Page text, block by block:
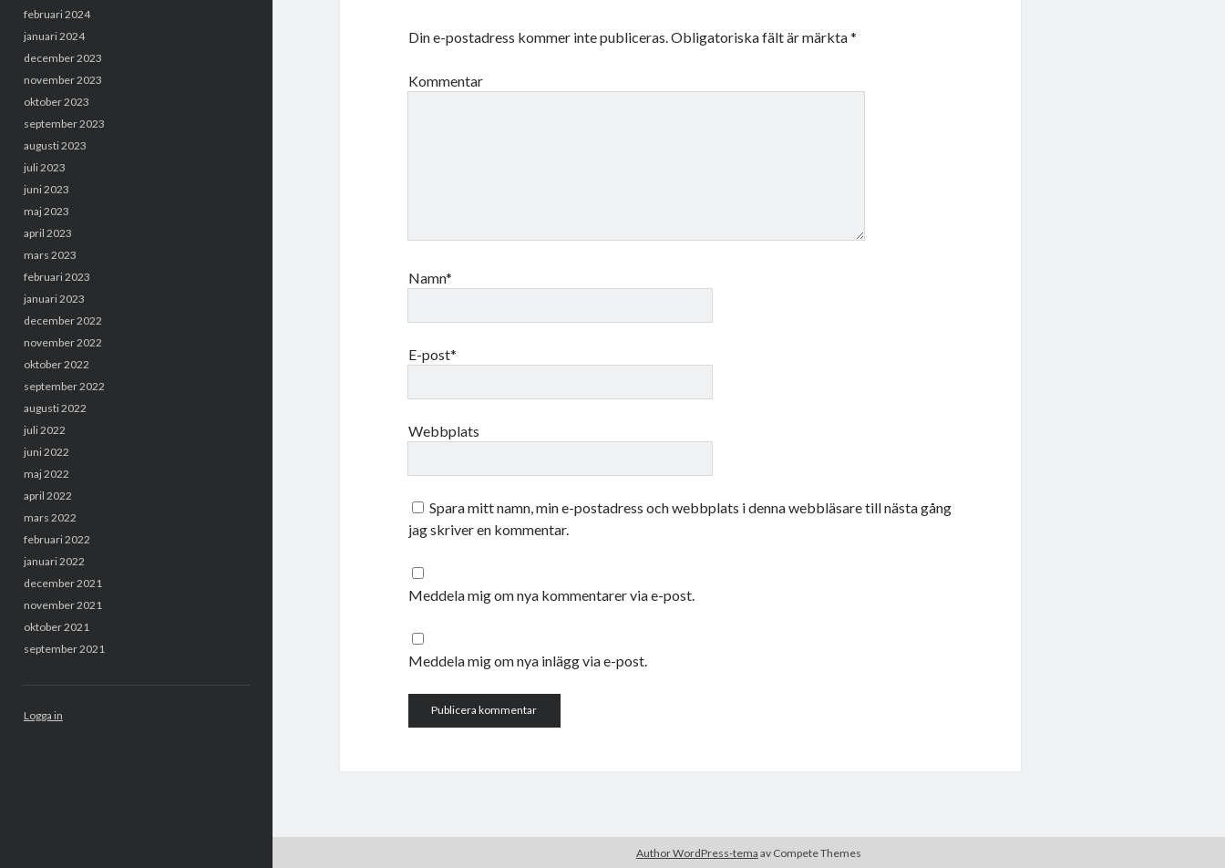
februari 2024
januari 2024
december 2023
november 2023
oktober 2023
september 2023
augusti 2023
juli 2023
juni 2023
maj 2023
april 2023
mars 2023
februari 2023
januari 2023
december 2022
november 2022
oktober 2022
september 2022
augusti 2022
juli 2022
juni 2022
maj 2022
april 2022
mars 2022
februari 2022
januari 2022
december 2021
november 2021
oktober 2021
september 2021
Logga in
Din e-postadress kommer inte publiceras.Obligatoriska fält är märkta*
Kommentar
Namn*
E-post*
Webbplats
Spara mitt namn, min e-postadress och webbplats i denna webbläsare till nästa gång
jag skriver en kommentar.
Meddela mig om nya kommentarer via e-post.
Meddela mig om nya inlägg via e-post.
Author WordPress-tema av Compete Themes